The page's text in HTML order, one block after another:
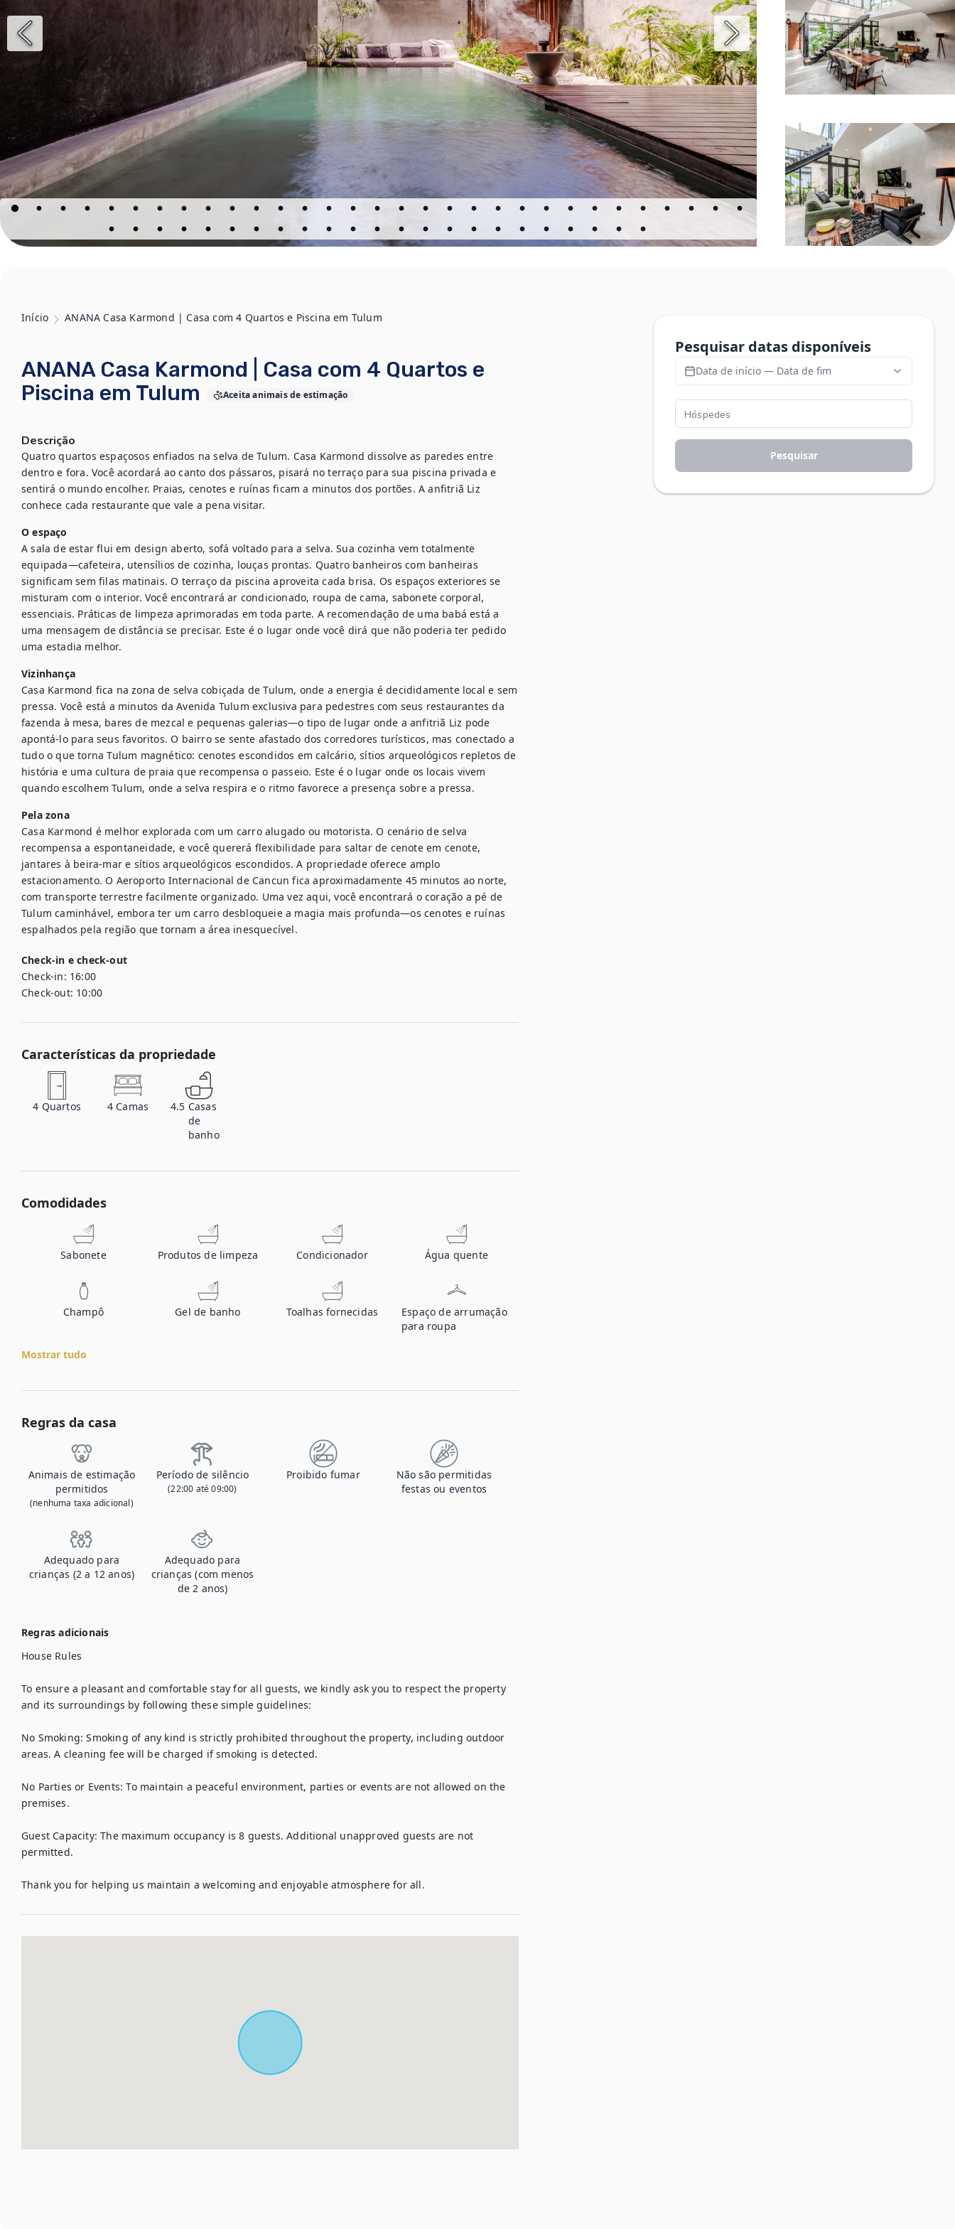
Início ANANA Casa Karmond | Casa com 4 Quartos e Piscina em Tulum
ANANA Casa Karmond | Casa com 4 Quartos e
Piscina em Tulum
Aceita animais de estimação
Descrição
Quatro quartos espaçosos enfiados na selva de Tulum. Casa Karmond dissolve as paredes entre
dentro e fora. Você acordará ao canto dos pássaros, pisará no terraço para sua piscina privada e
sentirá o mundo encolher. Praias, cenotes e ruínas ficam a minutos dos portões. A anfitriã Liz
conhece cada restaurante que vale a pena visitar.
O espaço
A sala de estar flui em design aberto, sofá voltado para a selva. Sua cozinha vem totalmente
equipada—cafeteira, utensílios de cozinha, louças prontas. Quatro banheiros com banheiras
significam sem filas matinais. O terraço da piscina aproveita cada brisa. Os espaços exteriores se
misturam com o interior. Você encontrará ar condicionado, roupa de cama, sabonete corporal,
essenciais. Práticas de limpeza aprimoradas em toda parte. A recomendação de uma babá está a
uma mensagem de distância se precisar. Este é o lugar onde você dirá que não poderia ter pedido
uma estadia melhor.
Vizinhança
Casa Karmond fica na zona de selva cobiçada de Tulum, onde a energia é decididamente local e sem
pressa. Você está a minutos da Avenida Tulum exclusiva para pedestres com seus restaurantes da
fazenda à mesa, bares de mezcal e pequenas galerias—o tipo de lugar onde a anfitriã Liz pode
apontá-lo para seus favoritos. O bairro se sente afastado dos corredores turísticos, mas conectado a
tudo o que torna Tulum magnético: cenotes escondidos em calcário, sítios arqueológicos repletos de
história e uma cultura de praia que recompensa o passeio. Este é o lugar onde os locais vivem
quando escolhem Tulum, onde a selva respira e o ritmo favorece a presença sobre a pressa.
Pela zona
Casa Karmond é melhor explorada com um carro alugado ou motorista. O cenário de selva
recompensa a espontaneidade, e você quererá flexibilidade para saltar de cenote em cenote,
jantares à beira-mar e sítios arqueológicos escondidos. A propriedade oferece amplo
estacionamento. O Aeroporto Internacional de Cancun fica aproximadamente 45 minutos ao norte,
com transporte terrestre facilmente organizado. Uma vez aqui, você encontrará o coração a pé de
Tulum caminhável, embora ter um carro desbloqueie a magia mais profunda—os cenotes e ruínas
espalhados pela região que tornam a área inesquecível.
Check-in e check-out
Check-in: 16:00
Check-out: 10:00
Características da propriedade
4 Quartos 4 Camas 4.5 Casas
de
banho
Comodidades
Sabonete Produtos de limpeza Condicionador Água quente
Champô Gel de banho Toalhas fornecidas
Espaço de arrumação
para roupa
Mostrar tudo
Regras da casa
Animais de estimação
permitidos
(nenhuma taxa adicional)
Período de silêncio
(22:00 até 09:00)
Proibido fumar
Não são permitidas
festas ou eventos
Adequado para
crianças (2 a 12 anos)
Adequado para
crianças (com menos
de 2 anos)
Regras adicionais
House Rules
To ensure a pleasant and comfortable stay for all guests, we kindly ask you to respect the property
and its surroundings by following these simple guidelines:
No Smoking: Smoking of any kind is strictly prohibited throughout the property, including outdoor
areas. A cleaning fee will be charged if smoking is detected.
No Parties or Events: To maintain a peaceful environment, parties or events are not allowed on the
premises.
Guest Capacity: The maximum occupancy is 8 guests. Additional unapproved guests are not
permitted.
Thank you for helping us maintain a welcoming and enjoyable atmosphere for all.
Pesquisar datas disponíveis
Data de início — Data de fim
Pesquisar